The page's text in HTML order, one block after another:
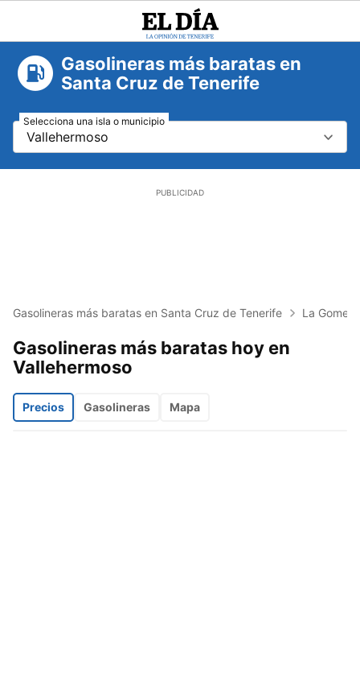
Día
Gasolineras más baratas en
Santa Cruz de Tenerife
Vallehermoso
Selecciona una isla o municipio
Gasolineras más baratas en Santa Cruz de Tenerife La Gomera
Gasolineras más baratas hoy en
Vallehermoso
Precios Gasolineras Mapa